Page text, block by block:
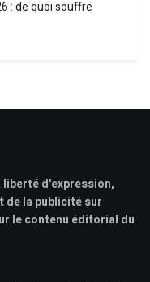
: de quoi souffre
liberté d'expression,
de la publicité sur
le contenu éditorial du